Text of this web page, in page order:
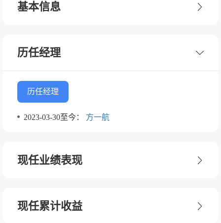
基本信息
历任经理
历任经理
2023-03-30至今： 方一航
现任业绩表现
现任累计收益